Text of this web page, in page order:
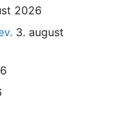
2026
3. august